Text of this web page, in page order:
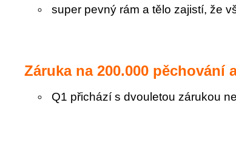
super pevný rám a tělo zajistí, že
Záruka na 200.000 pěchování
Q1 přichází s dvouletou zárukou